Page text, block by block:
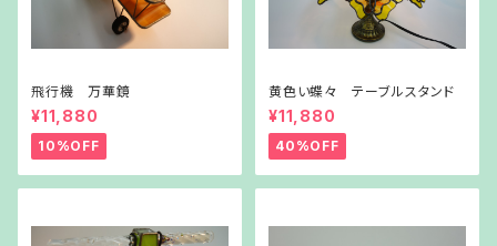
飛行機 万華鏡
¥11,880
10%OFF
黄色い蝶々 テーブルスタンド
¥11,880
40%OFF